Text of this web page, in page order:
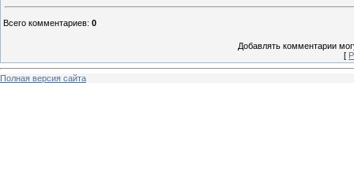
Всего комментариев: 0
Добавлять комментарии
[
Полная версия сайта